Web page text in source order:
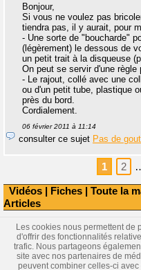
Vidéos | Fiches | Toute la
Articles
Bonjour,
Si vous ne voulez pas
tiendra pas, il y aurait, pour
- Une sorte de "boucharde"
(légèrement) le dessous de
un petit trait à la disqueuse
On peut se servir d'une règle
- Le rajout, collé avec une
ou d'un petit tube, plastique
près du bord.
Cordialement.
06 février 2011 à 11:14
consulter ce sujet Pas de
1 2
Les cookies nous permettent
d'offrir des fonctionnalités
trafic. Nous partageons
site avec nos partenaires de
peuvent combiner celles-ci